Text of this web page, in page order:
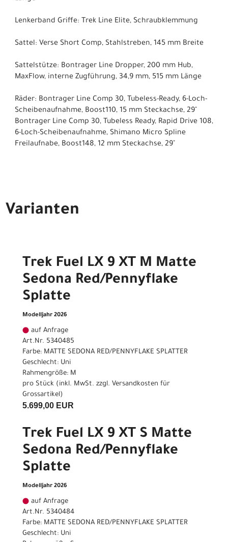
Lenkerband Griffe: Trek Line Elite, Schraubklemmung
Sattel: Verse Short Comp, Stahlstreben, 145 mm Breite
Sattelstütze: Bontrager Line Dropper, 200 mm Hub,
MaxFlow, interne Zugführung, 34,9 mm, 515 mm Länge
Räder: Bontrager Line Comp 30, Tubeless-Ready, 6-Loch-
Scheibenaufnahme, Boost110, 15 mm Steckachse, 29"
Bontrager Line Comp 30, Tubeless Ready, Rapid Drive 108,
6-Loch-Scheibenaufnahme, Shimano Micro Spline
Freilaufnabe, Boost148, 12 mm Steckachse, 29"
Varianten
Trek Fuel LX 9 XT M Matte
Sedona Red/Pennyflake
Splatte
Modelljahr 2026
auf Anfrage
Art.Nr. 5340485
Farbe: MATTE SEDONA RED/PENNYFLAKE SPLATTER
Geschlecht: Uni
Rahmengröße: M
pro Stück (inkl. MwSt. zzgl. Versandkosten für
Grossartikel)
5.699,00 EUR
Trek Fuel LX 9 XT S Matte
Sedona Red/Pennyflake
Splatte
Modelljahr 2026
auf Anfrage
Art.Nr. 5340484
Farbe: MATTE SEDONA RED/PENNYFLAKE SPLATTER
Geschlecht: Uni